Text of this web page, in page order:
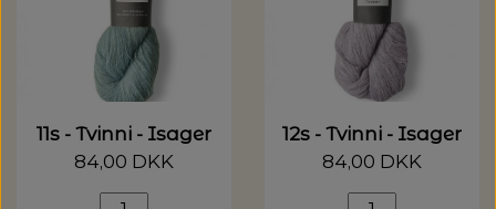
11s - Tvinni - Isager
84,00 DKK
12s - Tvinni - Isager
84,00 DKK